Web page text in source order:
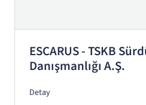
ESCARUS - TSKB
Danışmanlığı A.Ş.
Detay